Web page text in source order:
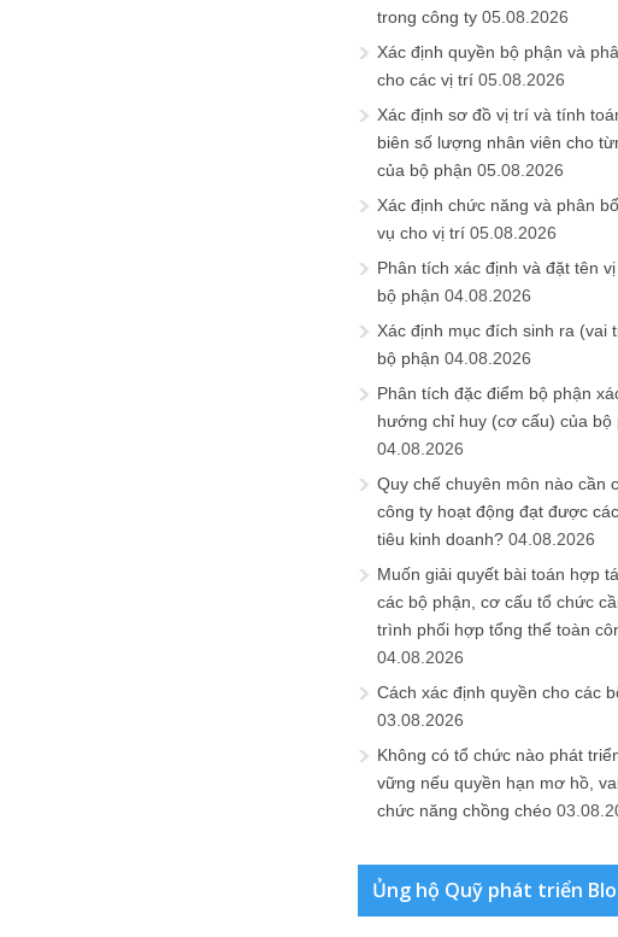
trong công ty 05.08.2026
Xác định quyền bộ phận và
cho các vị trí 05.08.2026
Xác định sơ đồ vị trí và tính
biên số lượng nhân viên cho
của bộ phận 05.08.2026
Xác định chức năng và phân
vụ cho vị trí 05.08.2026
Phân tích xác định và đặt tên
bộ phận 04.08.2026
Xác định mục đích sinh ra (vai
bộ phận 04.08.2026
Phân tích đặc điểm bộ phận
hướng chỉ huy (cơ cấu) của bộ
04.08.2026
Quy chế chuyên môn nào cần
công ty hoạt động đạt được
tiêu kinh doanh? 04.08.2026
Muốn giải quyết bài toán hợp
các bộ phận, cơ cấu tổ chức
trình phối hợp tổng thể toàn
04.08.2026
Cách xác định quyền cho các
03.08.2026
Không có tổ chức nào phát
vững nếu quyền hạn mơ hồ,
chức năng chồng chéo
Ủng hộ Quỹ phát triển